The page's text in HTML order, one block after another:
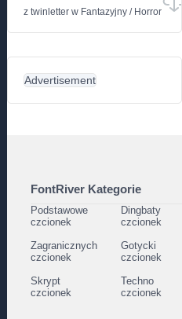
z twinletter w Fantazyjny / Horror
Advertisement
FontRiver Kategorie
Podstawowe
czcionek
Dingbaty
czcionek
Zagranicznych
czcionek
Gotycki
czcionek
Skrypt
czcionek
Techno
czcionek